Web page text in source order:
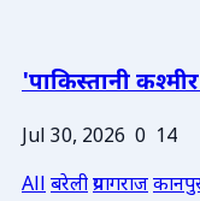
'पाकिस्तानी
Jul 30, 2026 0 14
Allबरेलीप्रयागराज